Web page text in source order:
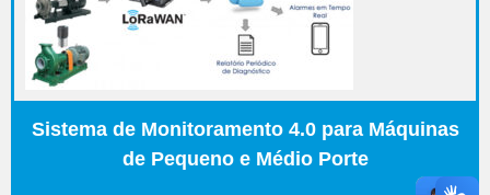
Sistema de Monitoramento 4.0 para Máquinas
de Pequeno e Médio Porte